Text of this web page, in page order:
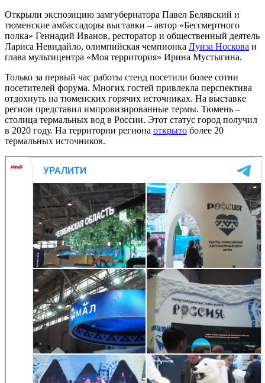
Открыли экспозицию замгубернатора Павел Белявский и
тюменские амбассадоры выставки – автор «Бессмертного
полка» Геннадий Иванов, ресторатор и общественный деятель
Лариса Невидайло, олимпийская чемпионка Луиза Носкова и
глава мультицентра «Моя территория» Ирина Мустыгина.
Только за первый час работы стенд посетили более сотни
посетителей форума. Многих гостей привлекла перспектива
отдохнуть на тюменских горячих источниках. На выставке
регион представил импровизированные термы. Тюмень –
столица термальных вод в России. Этот статус город получил
в 2020 году. На территории региона открыто более 20
термальных источников.